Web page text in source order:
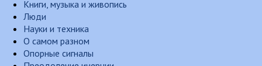
Книги, музыка и живопись
Люди
Науки и техника
О самом разном
Опорные сигналы